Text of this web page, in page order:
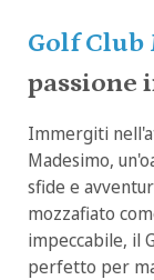
Golf Club
passione
Immergiti
Madesimo,
sfide e
mozzafiato
impeccabile, il
perfetto per